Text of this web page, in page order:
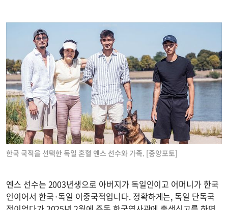
한국 국적을 선택한 독일 혼혈 옌스 선수와 가족. [중앙포토]
옌스 선수는 2003년생으로 아버지가 독일인이고 어머니가 한국
인이어서 한국·독일 이중국적입니다. 정확하게는, 독일 단독국